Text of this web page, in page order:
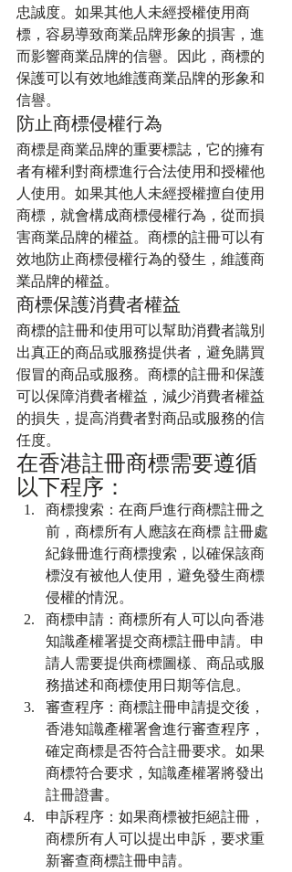
忠誠度。如果其他人未經授權使用商
標，容易導致商業品牌形象的損害，進
而影響商業品牌的信譽。因此，商標的
保護可以有效地維護商業品牌的形象和
信譽。
防止商標侵權行為
商標是商業品牌的重要標誌，它的擁有
者有權利對商標進行合法使用和授權他
人使用。如果其他人未經授權擅自使用
商標，就會構成商標侵權行為，從而損
害商業品牌的權益。商標的註冊可以有
效地防止商標侵權行為的發生，維護商
業品牌的權益。
商標保護消費者權益
商標的註冊和使用可以幫助消費者識別
出真正的商品或服務提供者，避免購買
假冒的商品或服務。商標的註冊和保護
可以保障消費者權益，減少消費者權益
的損失，提高消費者對商品或服務的信
任度。
在香港註冊商標需要遵循
以下程序：
商標搜索：在商戶進行商標註冊之
前，商標所有人應該在商標 註冊處
紀錄冊進行商標搜索，以確保該商
標沒有被他人使用，避免發生商標
侵權的情況。
商標申請：商標所有人可以向香港
知識產權署提交商標註冊申請。申
請人需要提供商標圖樣、商品或服
務描述和商標使用日期等信息。
審查程序：商標註冊申請提交後，
香港知識產權署會進行審查程序，
確定商標是否符合註冊要求。如果
商標符合要求，知識產權署將發出
註冊證書。
申訴程序：如果商標被拒絕註冊，
商標所有人可以提出申訴，要求重
新審查商標註冊申請。